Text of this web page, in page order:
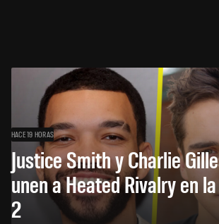
HACE 19 HORAS
Justice Smith y Charlie
unen a Heated Rivalry en
2